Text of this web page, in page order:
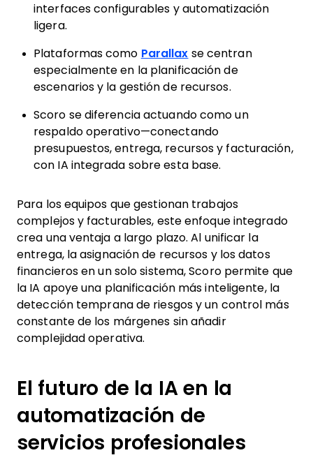
interfaces configurables y automatización
ligera.
Plataformas como Parallax se centran
especialmente en la planificación de
escenarios y la gestión de recursos.
Scoro se diferencia actuando como un
respaldo operativo—conectando
presupuestos, entrega, recursos y facturación,
con IA integrada sobre esta base.
Para los equipos que gestionan trabajos
complejos y facturables, este enfoque integrado
crea una ventaja a largo plazo. Al unificar la
entrega, la asignación de recursos y los datos
financieros en un solo sistema, Scoro permite que
la IA apoye una planificación más inteligente, la
detección temprana de riesgos y un control más
constante de los márgenes sin añadir
complejidad operativa.
El futuro de la IA en la
automatización de
servicios profesionales